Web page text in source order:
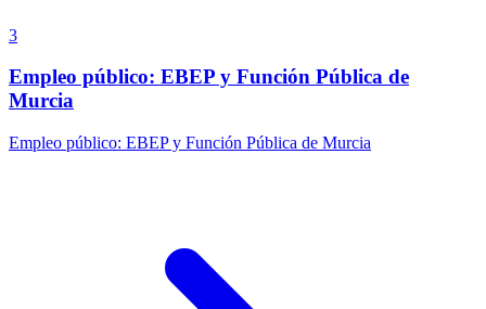
3
Empleo público: EBEP y Función Pública de
Murcia
Empleo público: EBEP y Función Pública de Murcia